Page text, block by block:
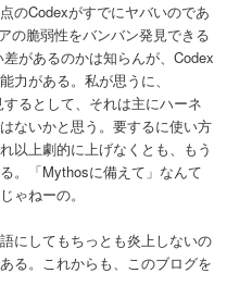
のCodexがすでにヤバいのであ
の脆弱性をバンバン発見できる
があるのかは知らんが、Codex
力がある。私が思うに、
るとして、それは主にハーネ
ないかと思う。要するに使い方
以上劇的に上げなくとも、もう
。「Mythosに備えて」なんて
ゃねーの。
にしてもちっとも炎上しないの
る。これからも、このブログを